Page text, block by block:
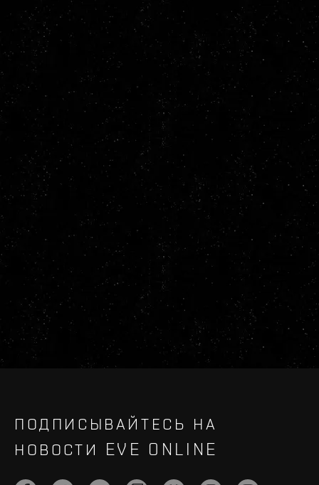
ПОДПИСЫВАЙТЕСЬ НА
НОВОСТИ EVE ONLINE